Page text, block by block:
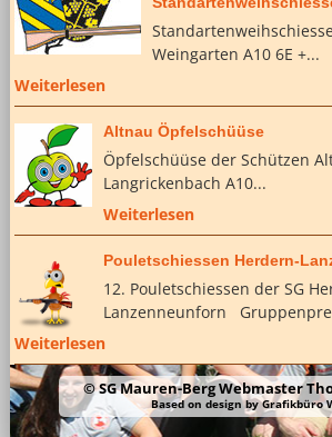
Weingarten A10 6E +...
Weiterlesen
Altnau Öpfelschüüse
Öpfelschüüse der Schützen
Langrickenbach A10...
Weiterlesen
Pouletschiessen Herdern-
12. Pouletschiessen der SG
Lanzenneunforn
Weiterlesen
© SG Mauren-Berg Webmaster
Based on design byGrafikbüro